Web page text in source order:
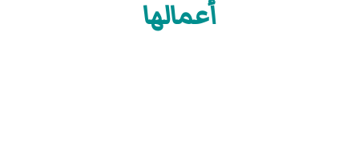
أعمالها